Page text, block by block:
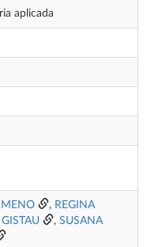
aplicada
, REGINA
, SUSANA